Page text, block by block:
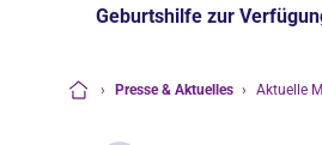
Geburtshilfe zur
› Presse & Aktuelles › Aktuelle